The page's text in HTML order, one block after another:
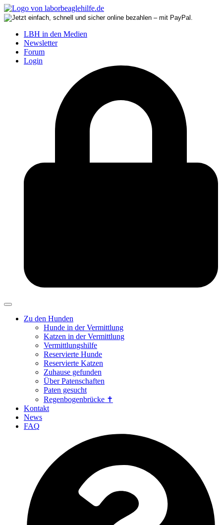
LBH in den Medien
Newsletter
Forum
Login
Zu den Hunden
Hunde in der Vermittlung
Katzen in der Vermittlung
Vermittlungshilfe
Reservierte Hunde
Reservierte Katzen
Zuhause gefunden
Über Patenschaften
Paten gesucht
Regenbogenbrücke ✝
Kontakt
News
FAQ